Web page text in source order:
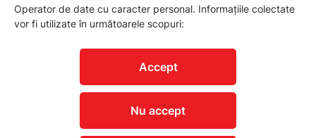
Operator de date cu caracter personal. Informațiile colectate
vor fi utilizate în următoarele scopuri:
Accept
Nu accept